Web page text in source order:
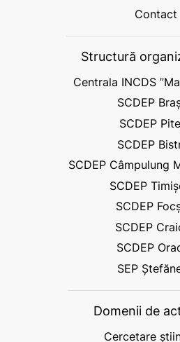
Contact
Structură
Centrala INCDS
SCDEP
SCDEP
SCDEP
SCDEP Câmpulung
SCDEP
SCDEP
SCDEP
SCDEP
SEP
Domenii de
Cercetare